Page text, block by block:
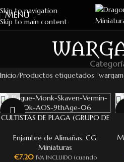
Skip to navigation
Skip to main content
MENU
Inicio Productos etiquetados
NEW
CULTISTAS DE PLAGA (GRUPO DE
Enjambre de Alimañas, CG,
Miniaturas
€7.20 IVA INCLUIDO (cuando